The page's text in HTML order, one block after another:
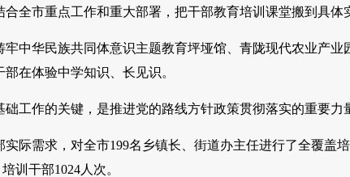
市重点工作和重大部署，把干部教育培训课堂搬到具体
华民族共同体意识主题教育坪垭馆、青陇现代农业产业
在体验中学知识、长见识。
作的关键，是推进党的路线方针政策贯彻落实的重要力
需求，对全市199名乡镇长、街道办主任进行了全覆盖
训干部1024人次。